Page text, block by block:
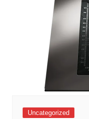
Uncategorized